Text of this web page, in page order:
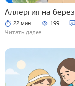
Аллергия на
22 мин. 199
Читать далее